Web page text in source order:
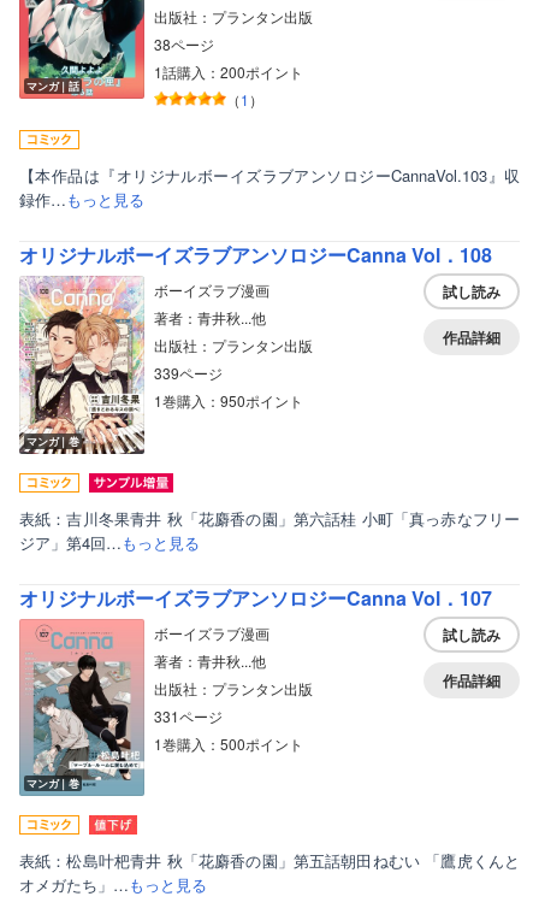
マンガ｜話
出版社：プランタン出版
38ページ
1話購入：200ポイント
（1 ）
【本作品は『オリジナルボーイズラブアンソロジーCannaVol.103』収
録作…もっと見る
オリジナルボーイズラブアンソロジーCanna Vol．108
マンガ｜巻
ボーイズラブ漫画
著者：青井秋...他
出版社：プランタン出版
339ページ
1巻購入：950ポイント
試し読み
作品詳細
表紙：吉川冬果青井 秋「花麝香の園」第六話桂 小町「真っ赤なフリー
ジア」第4回…もっと見る
オリジナルボーイズラブアンソロジーCanna Vol．107
マンガ｜巻
ボーイズラブ漫画
著者：青井秋...他
出版社：プランタン出版
331ページ
1巻購入：500ポイント
試し読み
作品詳細
表紙：松島叶杷青井 秋「花麝香の園」第五話朝田ねむい 「鷹虎くんと
オメガたち」…もっと見る